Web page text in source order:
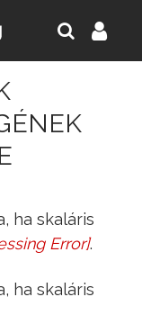
ha skaláris
Error].
ha skaláris